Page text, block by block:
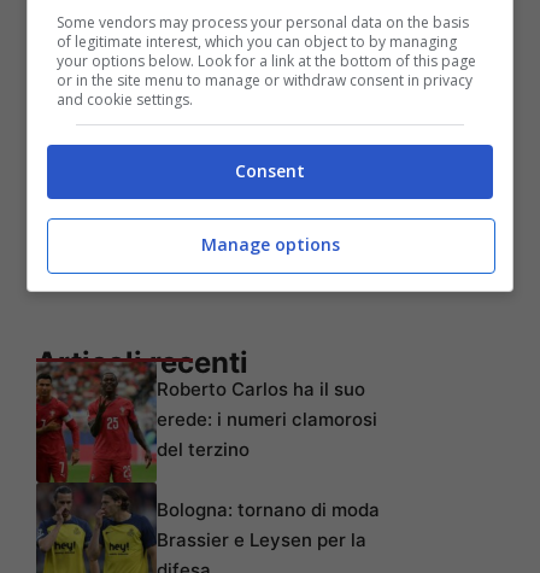
Articoli recenti
Roberto Carlos ha il suo
erede: i numeri clamorosi
del terzino
Bologna: tornano di moda
Brassier e Leysen per la
Some vendors may process your personal data on the basis
of legitimate interest, which you can object to by managing
your options below. Look for a link at the bottom of this page
or in the site menu to manage or withdraw consent in privacy
and cookie settings.
Consent
Manage options